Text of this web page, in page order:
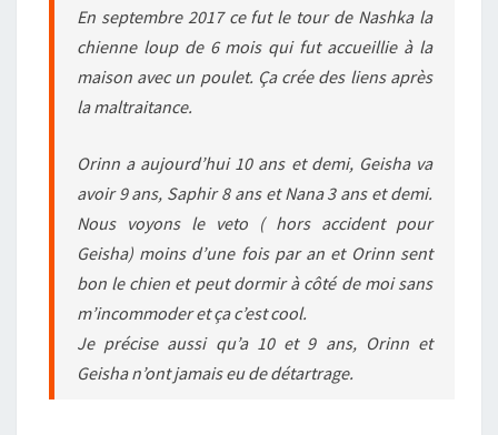
En septembre 2017 ce fut le tour de Nashka la
chienne loup de 6 mois qui fut accueillie à la
maison avec un poulet. Ça crée des liens après
la maltraitance.
Orinn a aujourd’hui 10 ans et demi, Geisha va
avoir 9 ans, Saphir 8 ans et Nana 3 ans et demi.
Nous voyons le veto ( hors accident pour
Geisha) moins d’une fois par an et Orinn sent
bon le chien et peut dormir à côté de moi sans
m’incommoder et ça c’est cool.
Je précise aussi qu’a 10 et 9 ans, Orinn et
Geisha n’ont jamais eu de détartrage.